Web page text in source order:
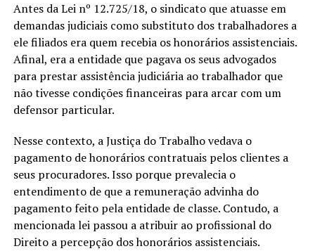
Antes da Lei nº 12.725/18, o sindicato que atuasse em
demandas judiciais como substituto dos trabalhadores a
ele filiados era quem recebia os honorários assistenciais.
Afinal, era a entidade que pagava os seus advogados
para prestar assistência judiciária ao trabalhador que
não tivesse condições financeiras para arcar com um
defensor particular.
Nesse contexto, a Justiça do Trabalho vedava o
pagamento de honorários contratuais pelos clientes a
seus procuradores. Isso porque prevalecia o
entendimento de que a remuneração advinha do
pagamento feito pela entidade de classe. Contudo, a
mencionada lei passou a atribuir ao profissional do
Direito a percepção dos honorários assistenciais.